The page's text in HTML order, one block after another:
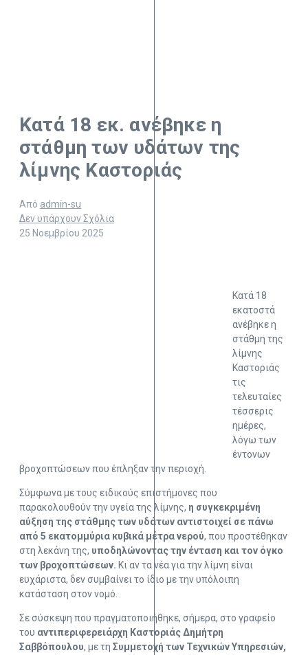
Κατά 18 εκ. ανέβηκε η
στάθμη των υδάτων της
λίμνης Καστοριάς
Από admin-su
Δεν υπάρχουν Σχόλια
25 Νοεμβρίου 2025
Κατά 18
εκατοστά
ανέβηκε η
στάθμη της
λίμνης
Καστοριάς
τις
τελευταίες
τέσσερις
ημέρες,
λόγω των
έντονων
βροχοπτώσεων που έπληξαν την περιοχή.
Σύμφωνα με τους ειδικούς επιστήμονες που
παρακολουθούν την υγεία της λίμνης, η συγκεκριμένη
αύξηση της στάθμης των υδάτων αντιστοιχεί σε πάνω
από 5 εκατομμύρια κυβικά μέτρα νερού, που προστέθηκαν
στη λεκάνη της, υποδηλώνοντας την ένταση και τον όγκο
των βροχοπτώσεων. Κι αν τα νέα για την λίμνη είναι
ευχάριστα, δεν συμβαίνει το ίδιο με την υπόλοιπη
κατάσταση στον νομό.
Σε σύσκεψη που πραγματοποιήθηκε, σήμερα, στο γραφείο
του αντιπεριφερειάρχη Καστοριάς Δημήτρη
Σαββόπουλου, με τη Συμμετοχή των Τεχνικών Υπηρεσιών,